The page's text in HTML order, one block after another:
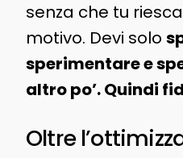
senza che tu
motivo. Devi solo
sperimentare e
altro po’. Quindi
Oltre